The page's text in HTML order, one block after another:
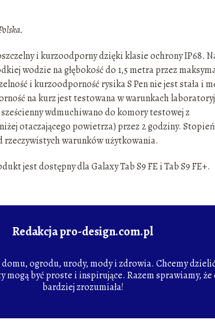
i kurzoodporny dzięki klasie ochrony IP68.
wodzie na głębokość do 1,5 metra przez
i kurzoodporność rysika S Pen nie jest stała i
na kurz jest testowana w warunkach
wdmuchiwano do komory testowej z
otaczającego powietrza) przez 2 godziny. Stopień
rzeczywistych warunków użytkowania.
jest dostępny dla Galaxy Tab S9 FE i Tab S9 FE+.
Redakcja pro-design.com.pl
domu, ogrodu, urody, mody i zdrowia. Chcemy
mogą być proste i inspirujące. Razem sprawiamy,
bardziej zrozumiała!